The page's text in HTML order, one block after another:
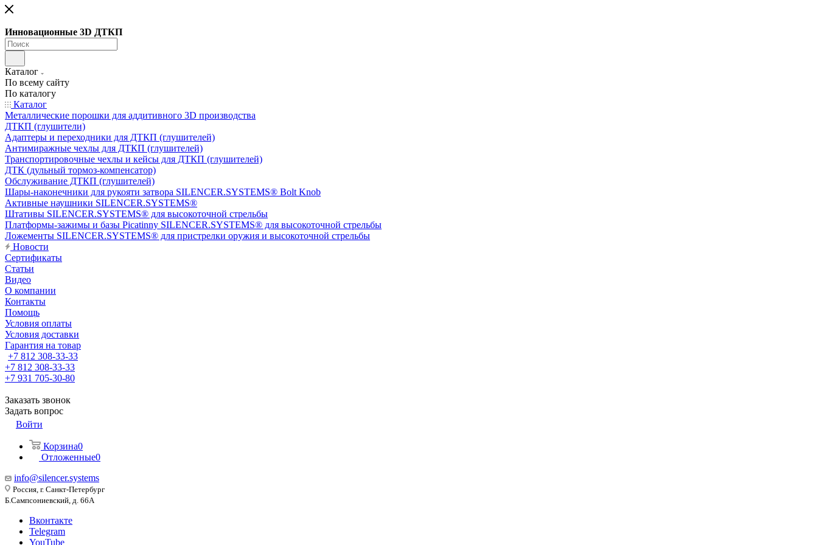
Инновационные 3D ДТКП
Каталог
По всему сайту
По каталогу
Каталог
Металлические порошки для аддитивного 3D производства
ДТКП (глушители)
Адаптеры и переходники для ДТКП (глушителей)
Антимиражные чехлы для ДТКП (глушителей)
Транспортировочные чехлы и кейсы для ДТКП (глушителей)
ДТК (дульный тормоз-компенсатор)
Обслуживание ДТКП (глушителей)
Шары-наконечники для рукояти затвора SILENCER.SYSTEMS® Bolt Knob
Активные наушники SILENCER.SYSTEMS®
Штативы SILENCER.SYSTEMS® для высокоточной стрельбы
Платформы-зажимы и базы Picatinny SILENCER.SYSTEMS® для высокоточной стрельбы
Ложементы SILENCER.SYSTEMS® для пристрелки оружия и высокоточной стрельбы
Новости
Сертификаты
Статьи
Видео
О компании
Контакты
Помощь
Условия оплаты
Условия доставки
Гарантия на товар
+7 812 308-33-33
+7 812 308-33-33
+7 931 705-30-80
Заказать звонок
Задать вопрос
Войти
Корзина0
Отложенные0
info@silencer.systems
Россия, г. Санкт-Петербург
Б.Сампсониевский, д. 66А
Вконтакте
Telegram
YouTube